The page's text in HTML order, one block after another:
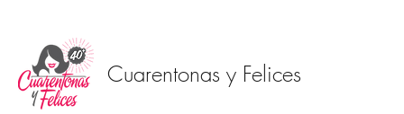
Cuarentonas y Felices